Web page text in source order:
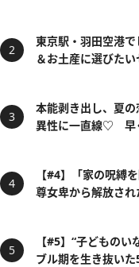
東京駅・羽田空港
＆お土産に選びた
本能剥き出し、夏
異性に一直線♡ 早
【#4】「家の呪縛
尊女卑から解放さ
【#5】“子どもの
ブル期を生き抜いた